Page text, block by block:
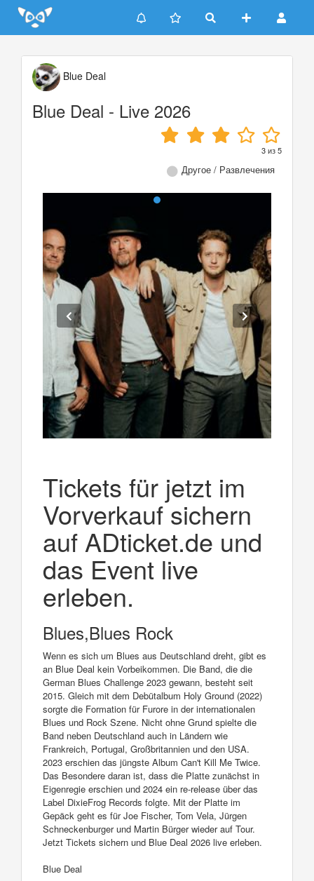
Update cookies preferences
Blue Deal
Blue Deal - Live 2026
3из5
Другое / Развлечения
Tickets für jetzt im
Vorverkauf sichern
auf ADticket.de und
das Event live
erleben.
Blues,Blues Rock
Wenn es sich um Blues aus Deutschland dreht, gibt es
an Blue Deal kein Vorbeikommen. Die Band, die die
German Blues Challenge 2023 gewann, besteht seit
2015. Gleich mit dem Debütalbum Holy Ground (2022)
sorgte die Formation für Furore in der internationalen
Blues und Rock Szene. Nicht ohne Grund spielte die
Band neben Deutschland auch in Ländern wie
Frankreich, Portugal, Großbritannien und den USA.
2023 erschien das jüngste Album Can't Kill Me Twice.
Das Besondere daran ist, dass die Platte zunächst in
Eigenregie erschien und 2024 ein re-release über das
Label DixieFrog Records folgte. Mit der Platte im
Gepäck geht es für Joe Fischer, Tom Vela, Jürgen
Schneckenburger und Martin Bürger wieder auf Tour.
Jetzt Tickets sichern und Blue Deal 2026 live erleben.
Blue Deal